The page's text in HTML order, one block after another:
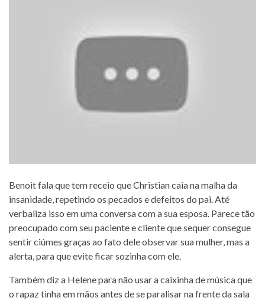
Benoit fala que tem receio que Christian caia na malha da
insanidade, repetindo os pecados e defeitos do pai. Até
verbaliza isso em uma conversa com a sua esposa. Parece tão
preocupado com seu paciente e cliente que sequer consegue
sentir ciúmes graças ao fato dele observar sua mulher, mas a
alerta, para que evite ficar sozinha com ele.
Também diz a Helene para não usar a caixinha de música que
o rapaz tinha em mãos antes de se paralisar na frente da sala